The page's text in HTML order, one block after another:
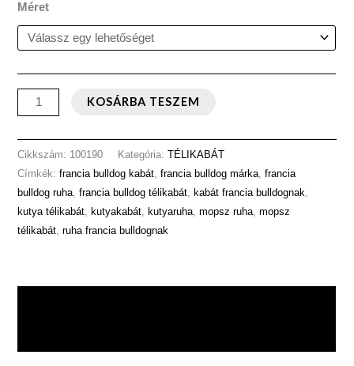
Méret
KOSÁRBA TESZEM
Cikkszám: 100190 Kategória:TÉLIKABÁT
Címkék:francia bulldog kabát ,francia bulldog márka ,francia
bulldog ruha ,francia bulldog télikabát ,kabát francia bulldognak
kutya télikabát ,kutyakabát ,kutyaruha ,mopsz ruha ,mopsz
télikabát ,ruha francia bulldognak